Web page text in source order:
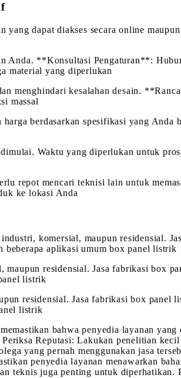
dapat diakses secara online
Anda. **Konsultasi Pengaturan**:
material yang diperlukan
menghindari kesalahan desain.
massal
berdasarkan spesifikasi yang Anda
Waktu yang diperlukan untuk
repot mencari teknisi lain untuk
ke lokasi Anda
komersial, maupun residensial.
beberapa aplikasi umum box panel listrik
residensial. Jasa fabrikasi box
listrik
residensial. Jasa fabrikasi box panel
listrik
bahwa penyedia layanan
Reputasi: Lakukan penelitian
yang pernah menggunakan jasa
penyedia layanan menawarkan
teknis juga penting untuk diperhatikan.